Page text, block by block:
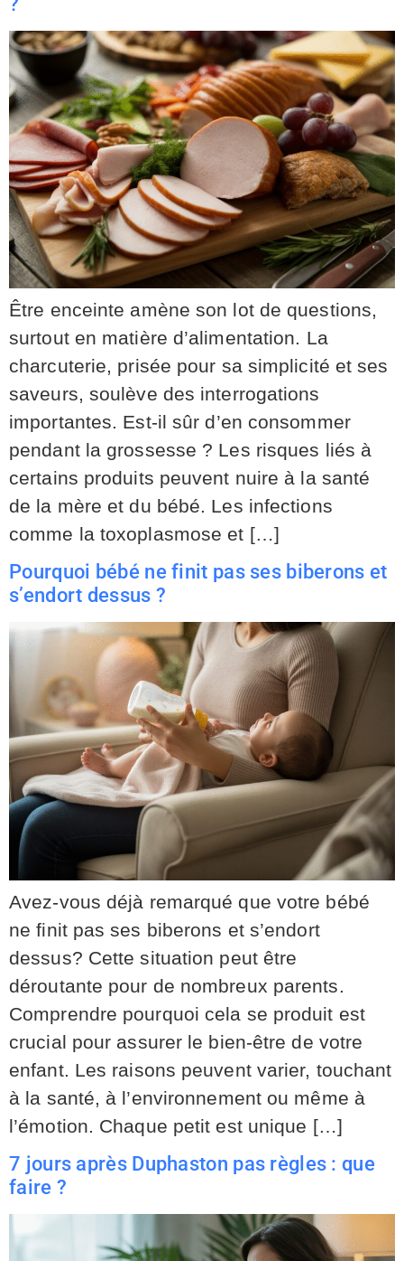
Être enceinte amène son lot de questions,
surtout en matière d’alimentation. La
charcuterie, prisée pour sa simplicité et ses
saveurs, soulève des interrogations
importantes. Est-il sûr d’en consommer
pendant la grossesse ? Les risques liés à
certains produits peuvent nuire à la santé
de la mère et du bébé. Les infections
comme la toxoplasmose et […]
Pourquoi bébé ne finit pas ses biberons et
s’endort dessus ?
Avez-vous déjà remarqué que votre bébé
ne finit pas ses biberons et s’endort
dessus? Cette situation peut être
déroutante pour de nombreux parents.
Comprendre pourquoi cela se produit est
crucial pour assurer le bien-être de votre
enfant. Les raisons peuvent varier, touchant
à la santé, à l’environnement ou même à
l’émotion. Chaque petit est unique […]
7 jours après Duphaston pas règles : que
faire ?